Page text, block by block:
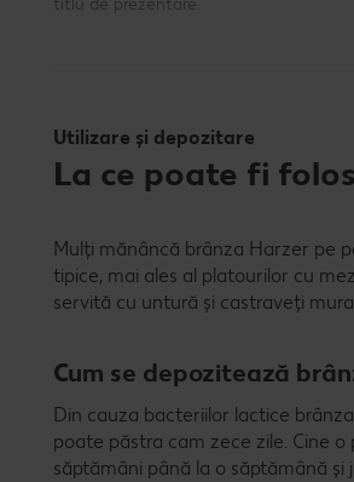
titlu de prezentare.
Utilizare și depozitare
La ce poate fi
Mulți mănâncă brânza Harzer pe
tipice, mai ales al platourilor cu
servită cu untură și castraveți
Cum se depozitează
Din cauza bacteriilor lactice
poate păstra cam zece zile. Cine
săptămâni până la o săptămână